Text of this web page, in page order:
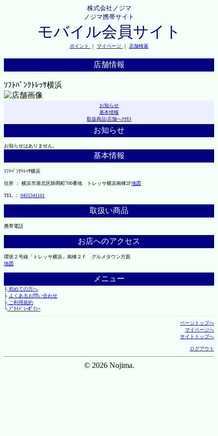
株式会社ノジマ
ノジマ携帯サイト
モバイル会員サイト
ポイント ｜ マイページ ｜ 店舗検索
店舗情報
ｿﾌﾄﾊﾞﾝｸﾄﾚｯｻ横浜
お知らせ
基本情報
取扱商品|店舗へｱｸｾｽ
お知らせ
お知らせはありません。
基本情報
ｿﾌﾄﾊﾞﾝｸﾄﾚｯｻ横浜
住所 ： 横浜市港北区師岡町700番地 トレッサ横浜南棟2F地図
TEL ： 0455341161
取扱い商品
携帯電話
お店へのアクセス
環状２号線「トレッサ横浜」南棟２Ｆ グルメタウン方面
地図
メニュー
├初めての方へ
├ よくあるお問い合わせ
├ご利用規約
└ﾌﾟﾗｲﾊﾞｼｰﾎﾟﾘｼｰ
ページトップへ
マイページへ
サイトトップへ
ログアウト
© 2026 Nojima.